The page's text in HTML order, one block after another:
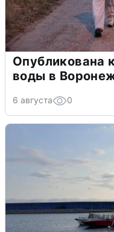
Опубликована
воды в
6 августа 0